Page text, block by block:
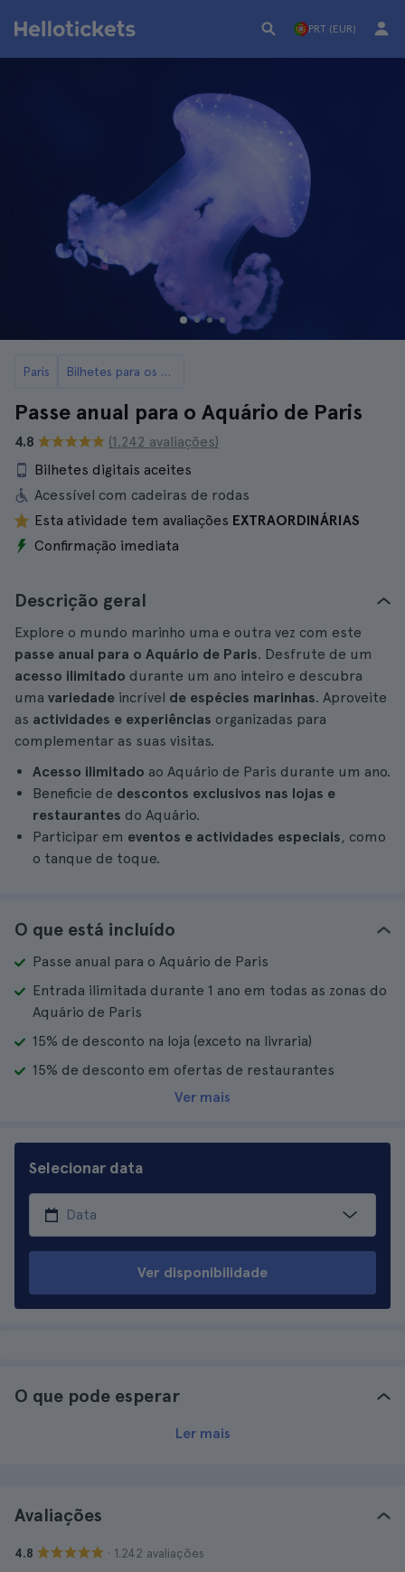
PRT (EUR)
Paris Bilhetes para os aquários de Paris
Passe anual para o Aquário de Paris
4.8
(1.242 avaliações)
Bilhetes digitais aceites
Acessível com cadeiras de rodas
Esta atividade tem avaliações EXTRAORDINÁRIAS
Confirmação imediata
Descrição geral
Explore o mundo marinho uma e outra vez com este
passe anual para o Aquário de Paris. Desfrute de um
acesso ilimitado durante um ano inteiro e descubra
uma variedade incrível de espécies marinhas. Aproveite
as actividades e experiências organizadas para
complementar as suas visitas.
Acesso ilimitado ao Aquário de Paris durante um ano.
Beneficie de descontos exclusivos nas lojas e
restaurantes do Aquário.
Participar em eventos e actividades especiais, como
o tanque de toque.
O que está incluído
Passe anual para o Aquário de Paris
Entrada ilimitada durante 1 ano em todas as zonas do
Aquário de Paris
15% de desconto na loja (exceto na livraria)
15% de desconto em ofertas de restaurantes
Ver mais
Selecionar data
Ver disponibilidade
O que pode esperar
Ler mais
Avaliações
4.8 · 1.242 avaliações